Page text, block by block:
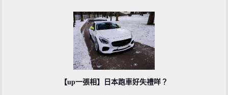
【up一張相】日本跑車好失禮咩？